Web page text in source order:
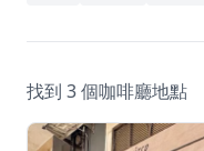
找到 3 個咖啡廳地點